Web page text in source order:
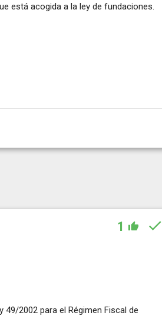
está acogida a la ley de fundaciones.
1
2002 para el Régimen Fiscal de